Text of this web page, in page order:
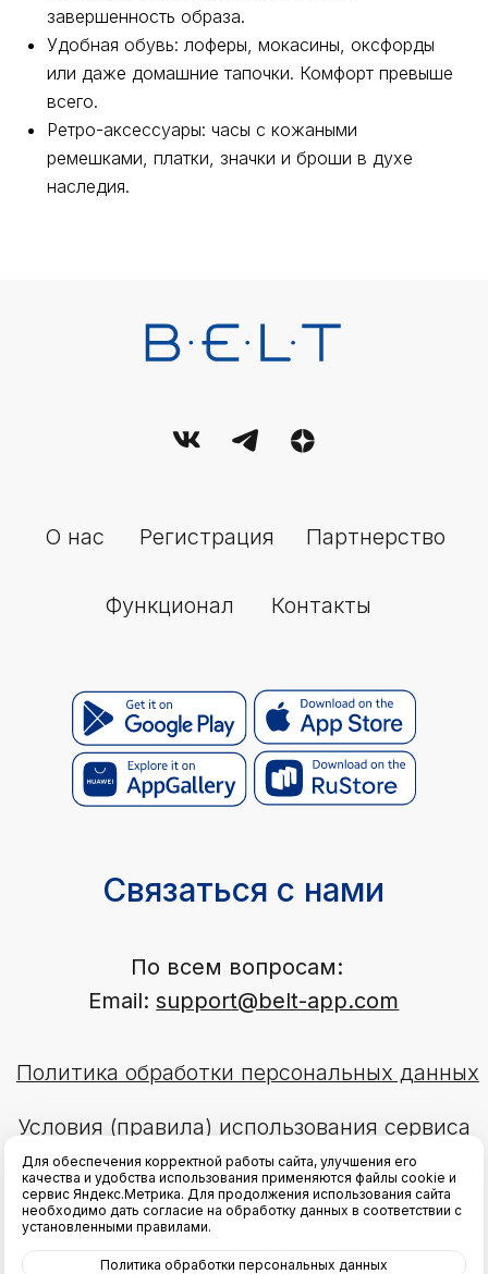
завершенность образа.
Удобная обувь: лоферы, мокасины, оксфорды
или даже домашние тапочки. Комфорт превыше
всего.
Ретро-аксессуары: часы с кожаными
ремешками, платки, значки и броши в духе
наследия.
Регистрация
О нас
Контакты
Функционал
По всем вопросам:
Политика обработки персональных данных
Пользовательское соглашение
Настоящее издание зарегистрировано в качестве средства
Для обеспечения корректной работы сайта, улучшения его
качества и удобства использования применяются файлы cookie и
сервис Яндекс.Метрика. Для продолжения использования сайта
необходимо дать согласие на обработку данных в соответствии с
установленными правилами.
Политика обработки персональных данных